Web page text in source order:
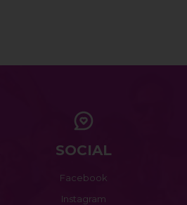
SOCIAL
Facebook
Instagram